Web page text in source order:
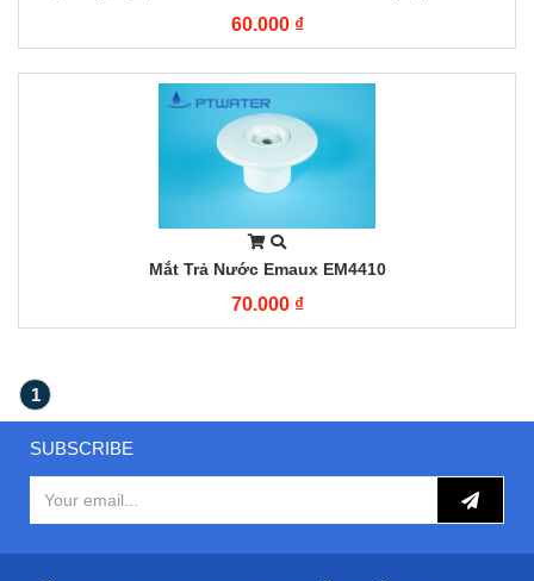
60.000 ₫
Mắt Trả Nước Emaux EM4410
70.000 ₫
1
SUBSCRIBE